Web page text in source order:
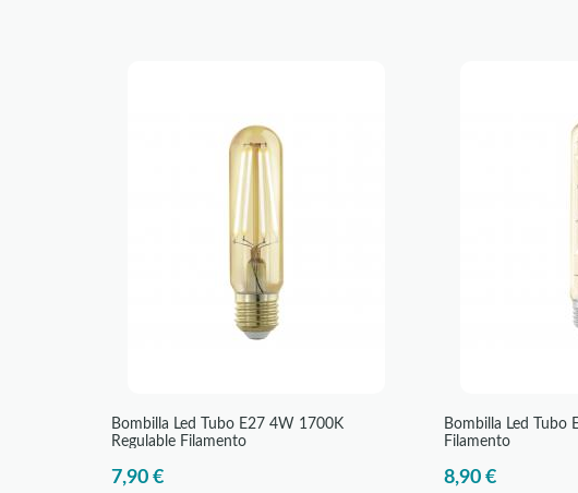
Bombilla Led Tubo E27 4W 1700K
Regulable Filamento
7,90 €
Bombilla Led Tubo
Filamento
8,90 €